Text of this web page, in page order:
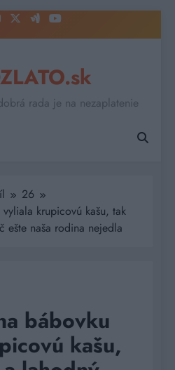
rada je na nezaplatenie
26
krupicovú kašu, tak
ešte naša rodina nejedla
bábovku
kašu,